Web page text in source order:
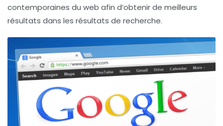
contemporaines du web afin d’obtenir de meilleurs
résultats dans les résultats de recherche.